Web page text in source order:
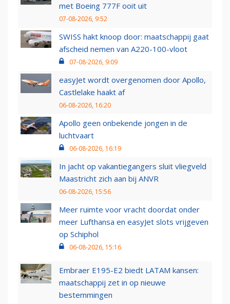
met Boeing 777F ooit uit
07-08-2026, 9:52
SWISS hakt knoop door: maatschappij gaat
afscheid nemen van A220-100-vloot
07-08-2026, 9:09
easyJet wordt overgenomen door Apollo,
Castlelake haakt af
06-08-2026, 16:20
Apollo geen onbekende jongen in de
luchtvaart
06-08-2026, 16:19
In jacht op vakantiegangers sluit vliegveld
Maastricht zich aan bij ANVR
06-08-2026, 15:56
Meer ruimte voor vracht doordat onder
meer Lufthansa en easyJet slots vrijgeven
op Schiphol
06-08-2026, 15:16
Embraer E195-E2 biedt LATAM kansen:
maatschappij zet in op nieuwe
bestemmingen